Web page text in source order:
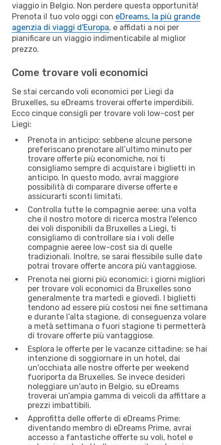
viaggio in Belgio. Non perdere questa opportunità!
Prenota il tuo volo oggi con eDreams, la più grande
agenzia di viaggi d'Europa, e affidati a noi per
pianificare un viaggio indimenticabile al miglior
prezzo.
Come trovare voli economici
Se stai cercando voli economici per Liegi da
Bruxelles, su eDreams troverai offerte imperdibili.
Ecco cinque consigli per trovare voli low-cost per
Liegi:
Prenota in anticipo: sebbene alcune persone
preferiscano prenotare all’ultimo minuto per
trovare offerte più economiche, noi ti
consigliamo sempre di acquistare i biglietti in
anticipo. In questo modo, avrai maggiore
possibilità di comparare diverse offerte e
assicurarti sconti limitati.
Controlla tutte le compagnie aeree: una volta
che il nostro motore di ricerca mostra l'elenco
dei voli disponibili da Bruxelles a Liegi, ti
consigliamo di controllare sia i voli delle
compagnie aeree low-cost sia di quelle
tradizionali. Inoltre, se sarai flessibile sulle date
potrai trovare offerte ancora più vantaggiose.
Prenota nei giorni più economici: i giorni migliori
per trovare voli economici da Bruxelles sono
generalmente tra martedì e giovedì. I biglietti
tendono ad essere più costosi nei fine settimana
e durante l’alta stagione, di conseguenza volare
a metà settimana o fuori stagione ti permetterà
di trovare offerte più vantaggiose.
Esplora le offerte per le vacanze cittadine: se hai
intenzione di soggiornare in un hotel, dai
un'occhiata alle nostre offerte per weekend
fuoriporta da Bruxelles. Se invece desideri
noleggiare un'auto in Belgio, su eDreams
troverai un’ampia gamma di veicoli da affittare a
prezzi imbattibili.
Approfitta delle offerte di eDreams Prime:
diventando membro di eDreams Prime, avrai
accesso a fantastiche offerte su voli, hotel e